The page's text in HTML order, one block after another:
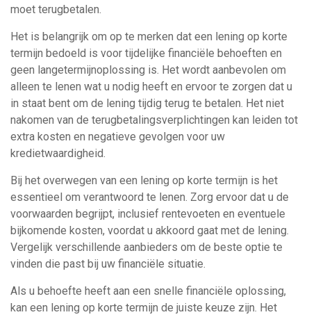
moet terugbetalen.
Het is belangrijk om op te merken dat een lening op korte
termijn bedoeld is voor tijdelijke financiële behoeften en
geen langetermijnoplossing is. Het wordt aanbevolen om
alleen te lenen wat u nodig heeft en ervoor te zorgen dat u
in staat bent om de lening tijdig terug te betalen. Het niet
nakomen van de terugbetalingsverplichtingen kan leiden tot
extra kosten en negatieve gevolgen voor uw
kredietwaardigheid.
Bij het overwegen van een lening op korte termijn is het
essentieel om verantwoord te lenen. Zorg ervoor dat u de
voorwaarden begrijpt, inclusief rentevoeten en eventuele
bijkomende kosten, voordat u akkoord gaat met de lening.
Vergelijk verschillende aanbieders om de beste optie te
vinden die past bij uw financiële situatie.
Als u behoefte heeft aan een snelle financiële oplossing,
kan een lening op korte termijn de juiste keuze zijn. Het